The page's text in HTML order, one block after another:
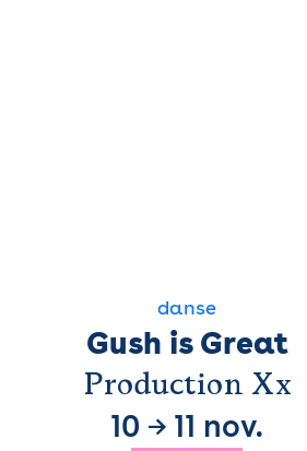
danse
Gush is Great
Production Xx
10 → 11 nov.